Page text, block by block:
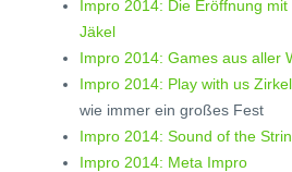
Impro 2014: Die Eröffnung
Jäkel
Impro 2014: Games aus aller
Impro 2014: Play with us
wie immer ein großes Fest
Impro 2014: Sound of the
Impro 2014: Meta Impro